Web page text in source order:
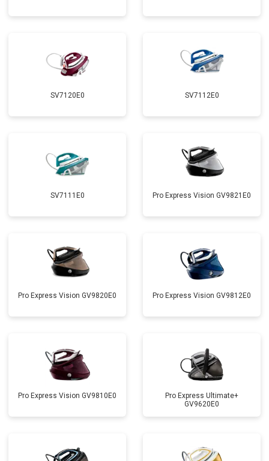
SV7120E0 SV7112E0
SV7111E0 Pro Express Vision GV9821E0
Pro Express Vision GV9820E0 Pro Express Vision GV9812E0
Pro Express Vision GV9810E0
Pro Express Ultimate+
GV9620E0